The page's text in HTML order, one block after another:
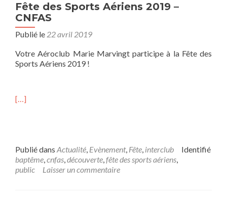
Fête des Sports Aériens 2019 –
CNFAS
Publié le 22 avril 2019
Votre Aéroclub Marie Marvingt participe à la Fête des
Sports Aériens 2019 !
[…]
Publié dans Actualité, Evènement, Fête, interclub
Identifié
baptême,cnfas,découverte,fête des sports aériens,
public
Laisser un commentaire